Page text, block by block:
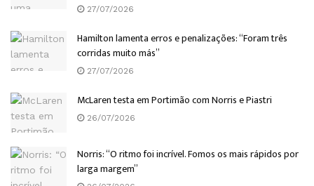
27/07/2026
Hamilton lamenta erros e penalizações: “Foram três
corridas muito más”
27/07/2026
McLaren testa em Portimão com Norris e Piastri
26/07/2026
Norris: “O ritmo foi incrível. Fomos os mais rápidos por
larga margem”